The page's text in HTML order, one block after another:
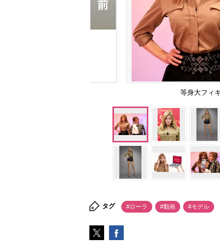
等身大フィ
タグ #ローラ #動画 #モデル